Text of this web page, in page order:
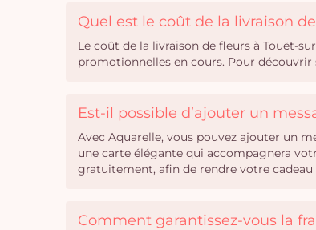
Quel est le coût de la livraison
Le coût de la livraison de fleurs à Touët-
promotionnelles en cours. Pour
Est-il possible d’ajouter un
Avec Aquarelle, vous pouvez ajouter un
une carte élégante qui accompagnera
gratuitement, afin de rendre votre
Comment garantissez-vous la